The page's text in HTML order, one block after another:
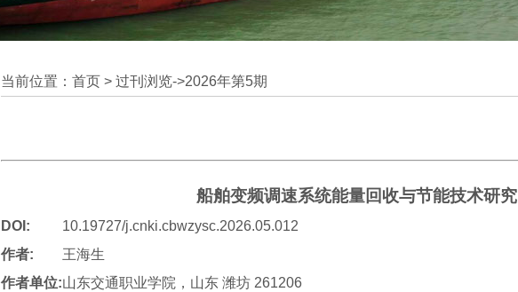
当前位置：首页 > 过刊浏览->2026年第5期
船舶变频调速系统能量回收与节能技术研究
DOI:
10.19727/j.cnki.cbwzysc.2026.05.012
作者:
王海生
作者单位:山东交通职业学院，山东 潍坊 261206